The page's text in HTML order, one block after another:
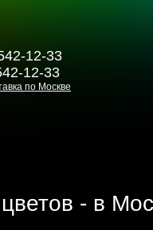
12-33
12-33
по Москве
- в